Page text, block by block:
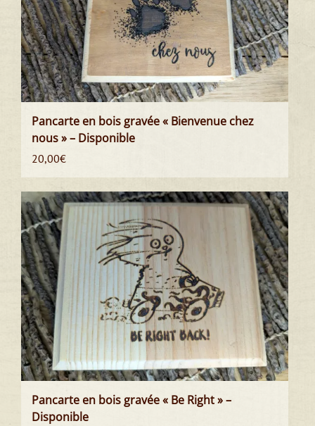
Pancarte en bois gravée « Bienvenue chez
nous » – Disponible
20,00€
Pancarte en bois gravée « Be Right » –
Disponible